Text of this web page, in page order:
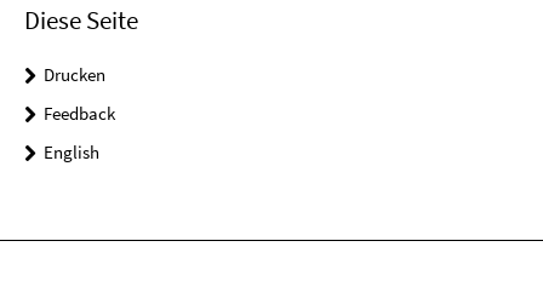
Diese Seite
Drucken
Feedback
English